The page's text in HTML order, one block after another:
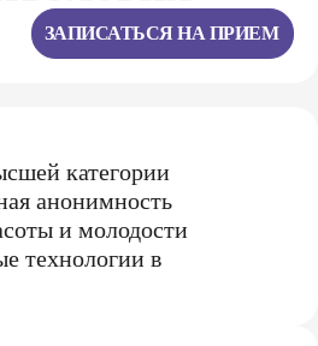
ЗАПИСАТЬСЯ НА ПРИЕМ
категории
анонимность
и молодости
технологии в